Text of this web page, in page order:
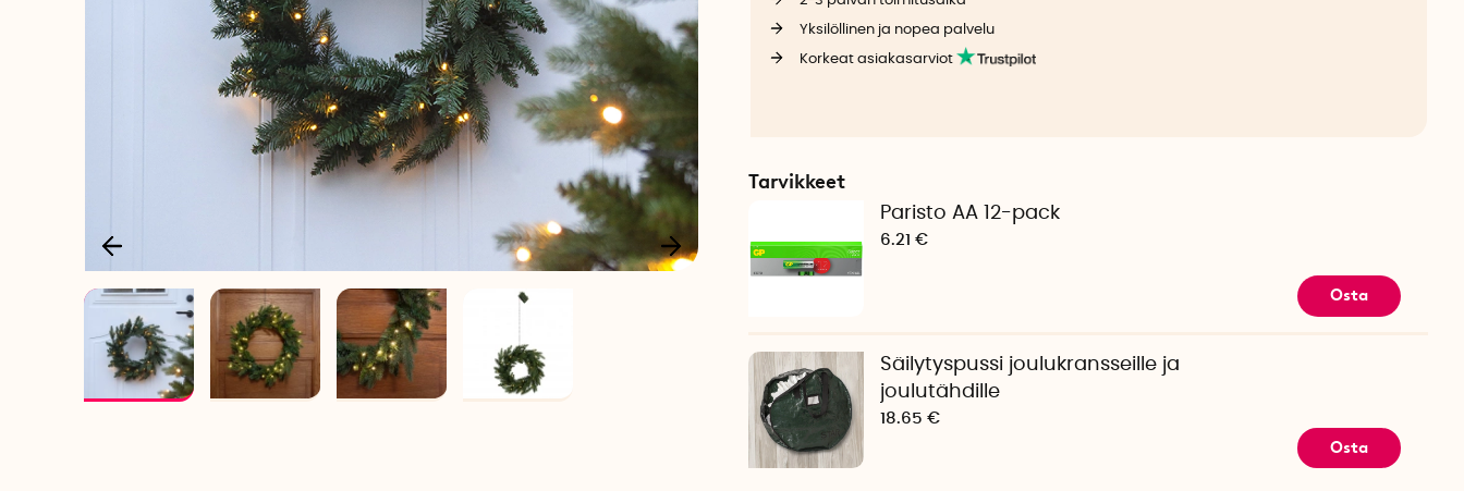
Yksilöllinen ja nopea palvelu
Korkeat asiakasarviot
Tarvikkeet
Paristo AA 12-pack
6.21 €
Osta
Säilytyspussi joulukransseille ja
joulutähdille
18.65 €
Osta